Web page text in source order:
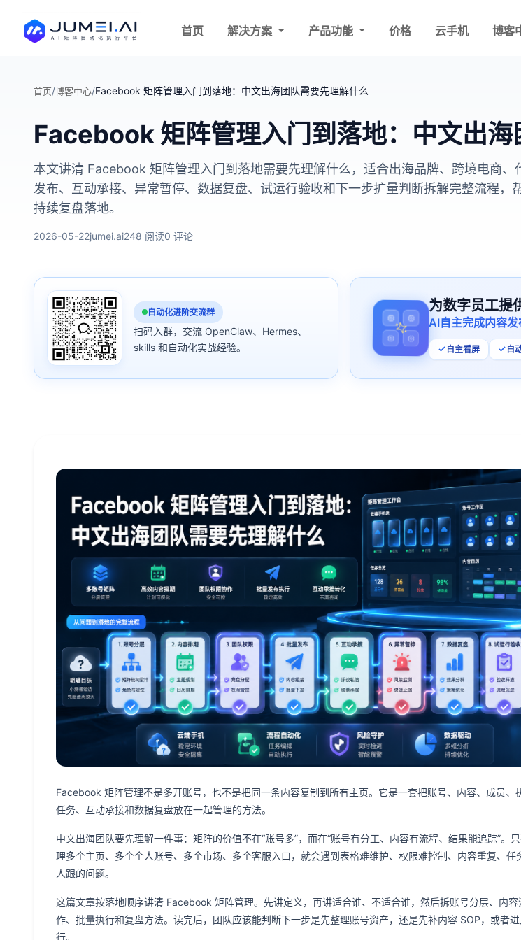
首页 解决方案 产品功能 价格 云手机 博客
首页/博客中心/Facebook 矩阵管理入门到落地：中文出海团队需要先理解什么
Facebook 矩阵管理入门到落地：中文出
本文讲清 Facebook 矩阵管理入门到落地需要先理解什么，适合出海品牌、跨境电商
发布、互动承接、异常暂停、数据复盘、试运行验收和下一步扩量判断拆解完整流程
持续复盘落地。
2026-05-22jumei.ai248 阅读0 评论
自动化进阶交流群
扫码入群，交流 OpenClaw、Hermes、
skills 和自动化实战经验。
为数字员工提
AI自主完成内容
自主看屏 自
Facebook 矩阵管理不是多开账号，也不是把同一条内容复制到所有主页。它是一套把账号、内容、成员、
任务、互动承接和数据复盘放在一起管理的方法。
中文出海团队要先理解一件事：矩阵的价值不在“账号多”，而在“账号有分工、内容有流程、结果能追踪”。
理多个主页、多个个人账号、多个市场、多个客服入口，就会遇到表格难维护、权限难控制、内容重复、任
人跟的问题。
这篇文章按落地顺序讲清 Facebook 矩阵管理。先讲定义，再讲适合谁、不适合谁，然后拆账号分层、内
作、批量执行和复盘方法。读完后，团队应该能判断下一步是先整理账号资产，还是先补内容 SOP，或者
行。